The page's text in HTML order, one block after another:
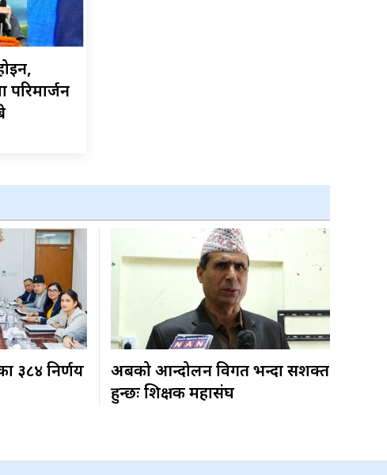
३८४ निर्णय
अबको आन्दोलन विगत भन्दा सशक्त
हुन्छः शिक्षक महासंघ